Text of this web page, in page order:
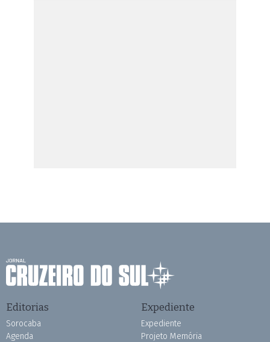
Editorias
Sorocaba
Agenda
Expediente
Expediente
Projeto Memória